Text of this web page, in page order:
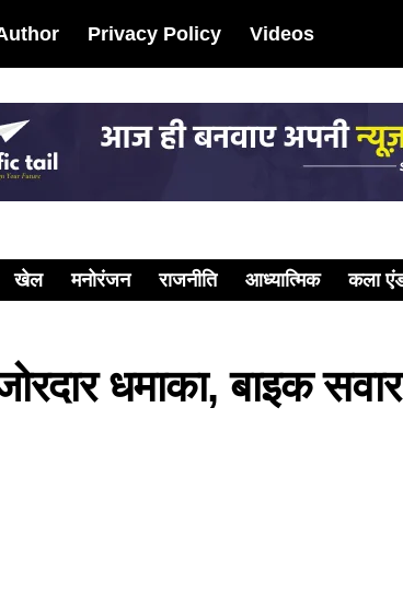
Privacy Policy Videos
खेल मनोरंजन राजनीति आध्यात्मिक कला
धमाका, बाइक